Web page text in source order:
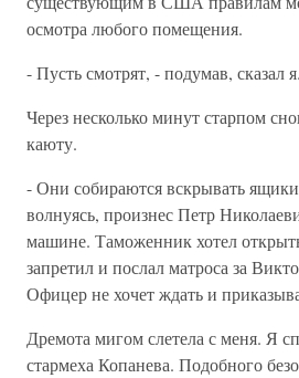
осмотра любого помещения.
- Пусть смотрят, - подумав, сказал я.
Через несколько минут старпом
каюту.
- Они собираются вскрывать
волнуясь, произнес Петр
машине. Таможенник хотел
запретил и послал матроса за
Офицер не хочет ждать и
Дремота мигом слетела с меня. Я
стармеха Копанева. Подобного